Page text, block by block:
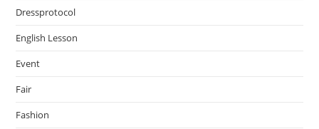
Dressprotocol
English Lesson
Event
Fair
Fashion